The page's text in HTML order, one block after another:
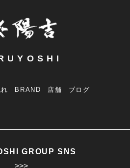
BRAND 店舗 ブログ
GROUP SNS
>>>